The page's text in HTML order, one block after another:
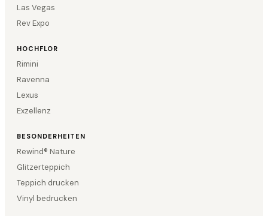
Las Vegas
Rev Expo
HOCHFLOR
Rimini
Ravenna
Lexus
Exzellenz
BESONDERHEITEN
Rewind® Nature
Glitzerteppich
Teppich drucken
Vinyl bedrucken